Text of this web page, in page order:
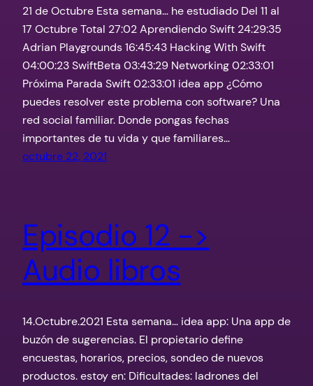
21 de Octubre Esta semana… he estudiado Del 11 al
17 Octubre Total 27:02 Aprendiendo Swift 24:29:35
Adrian Playgrounds 16:45:43 Hacking With Swift
04:00:23 SwiftBeta 03:43:29 Networking 02:33:01
Próxima Parada Swift 02:33:01 idea app ¿Cómo
puedes resolver este problema con software? Una
red social familiar. Donde pongas fechas
importantes de tu vida y que familiares…
octubre 22, 2021
Episodio 12 ->
Audio libros
14.Octubre.2021 Esta semana… idea app: Una app de
buzón de sugerencias. El propietario define
encuestas, horarios, precios, sondeo de nuevos
productos. estoy en: Dificultades: ladrones del